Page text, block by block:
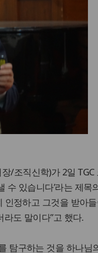
/조직신학)가 2일 TGC
수 있습니다’라는 제목
인정하고 그것을 받아
도 말이다”고 했다.
탐구하는 것을 하나님